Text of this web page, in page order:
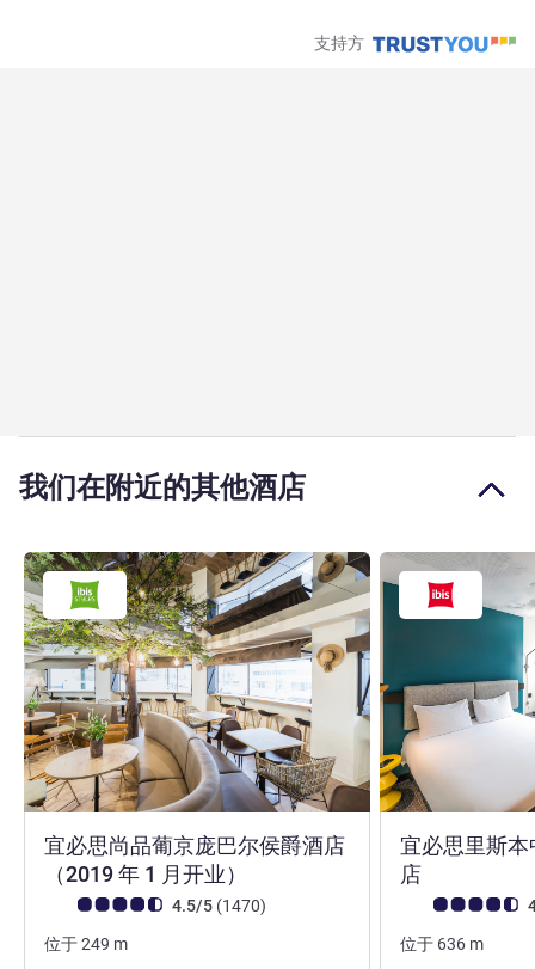
支持方
我们在附近的其他酒店
宜必思尚品葡京庞巴尔侯爵酒店
（2019 年 1 月开业）
客户意见评级 (ALL 评级)
4.5/5 (1470评论
)
位于249 m
宜必思里斯
店
客户意见评级
位于 636 m